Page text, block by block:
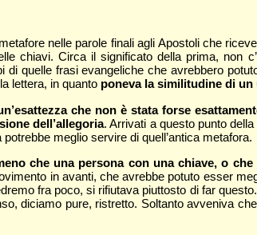
nelle parole finali agli Apostoli che
chiavi. Circa il significato della prima, non
di quelle frasi evangeliche che avrebbero
lettera, in quanto poneva la similitudine di un
che non è stata forse
dell’allegoria. Arrivati a questo punto
meglio servire di quell’antica metafora.
che una persona con una chiave, o
in avanti, che avrebbe potuto esser
fra poco, si rifiutava piuttosto di far
diciamo pure, ristretto. Soltanto avveniva